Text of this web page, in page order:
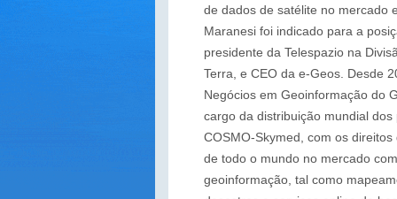
de dados de satélite no mercado
Maranesi foi indicado para a
presidente da Telespazio na
Terra, e CEO da e-Geos. Desde
Negócios em Geoinformação do
cargo da distribuição mundial
COSMO-Skymed, com os
de todo o mundo no mercado
geoinformação, tal como